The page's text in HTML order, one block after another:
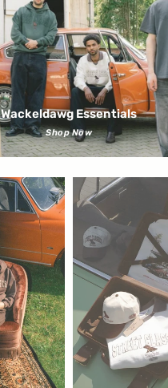
Wackeldawg Essentials
Shop Now